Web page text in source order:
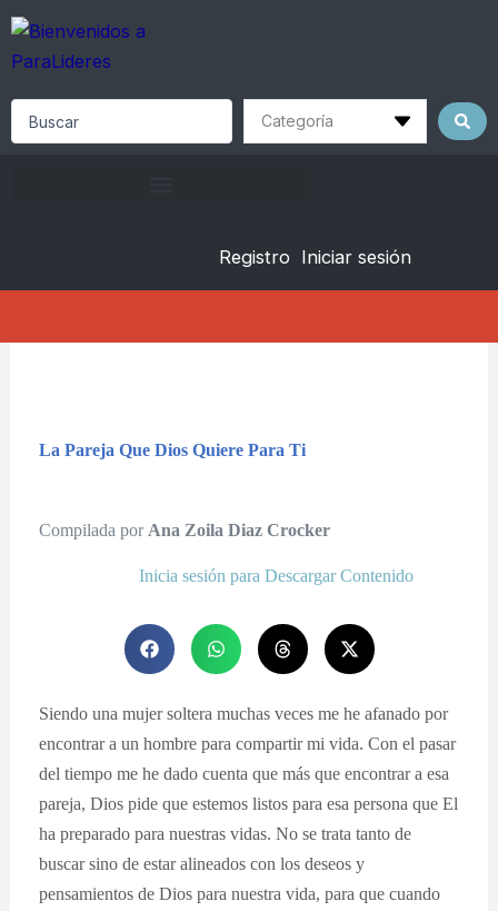
Skip
content
Registro Iniciar sesión
La Pareja Que Dios Quiere Para Ti
Compilada por Ana Zoila Diaz Crocker
Inicia sesión para Descargar Contenido
Siendo una mujer soltera muchas veces me he afanado por
encontrar a un hombre para compartir mi vida. Con el pasar
del tiempo me he dado cuenta que más que encontrar a esa
pareja, Dios pide que estemos listos para esa persona que El
ha preparado para nuestras vidas. No se trata tanto de
buscar sino de estar alineados con los deseos y
pensamientos de Dios para nuestra vida, para que cuando